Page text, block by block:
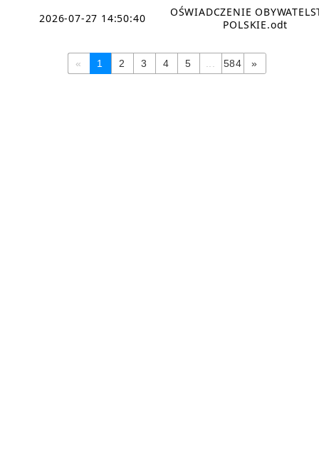
2026-07-27 14:50:40
OŚWIADCZENIE
POLSKIE.odt
« 1 2 3 4 5 584 »